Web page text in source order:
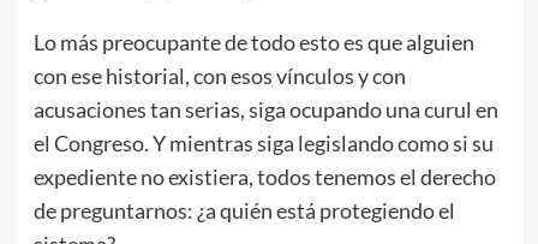
Lo más preocupante de todo esto es que alguien
con ese historial, con esos vínculos y con
acusaciones tan serias, siga ocupando una curul en
el Congreso. Y mientras siga legislando como si su
expediente no existiera, todos tenemos el derecho
de preguntarnos: ¿a quién está protegiendo el